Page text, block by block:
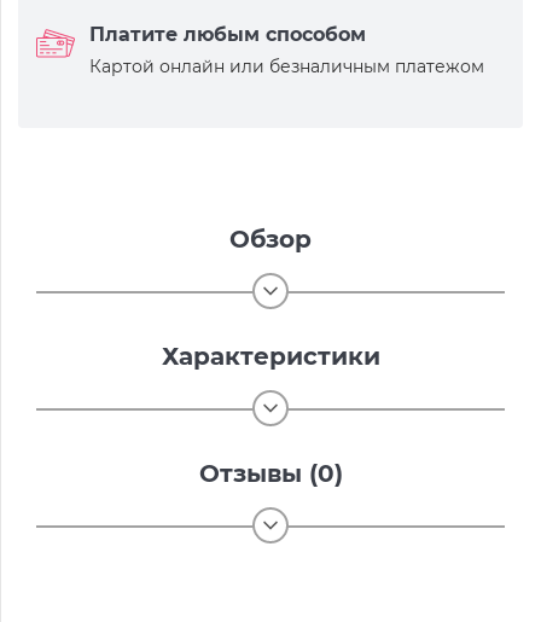
Платите любым способом
Картой онлайн или безналичным платежом
Обзор
Характеристики
Отзывы (0)